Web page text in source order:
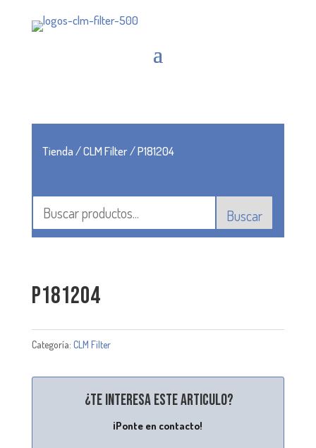
Tienda/CLM Filter/ P181204
Buscar
P181204
Categoría: CLM Filter
¿Te interesa este articulo?
¡Ponte en contacto!